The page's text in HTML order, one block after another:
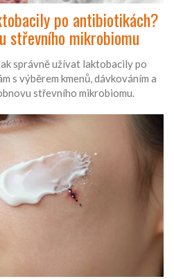
po antibiotikách?
střevního mikrobiomu
správně užívat laktobacily po
s výběrem kmenů, dávkováním a
střevního mikrobiomu.